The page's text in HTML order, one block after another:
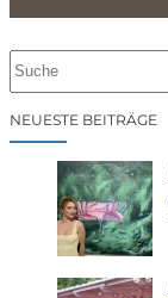
NEUESTE BEITRÄGE